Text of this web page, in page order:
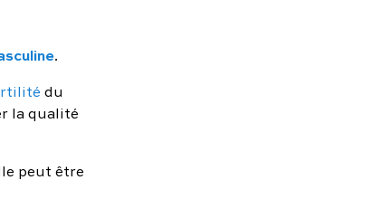
.
du
la qualité
peut être